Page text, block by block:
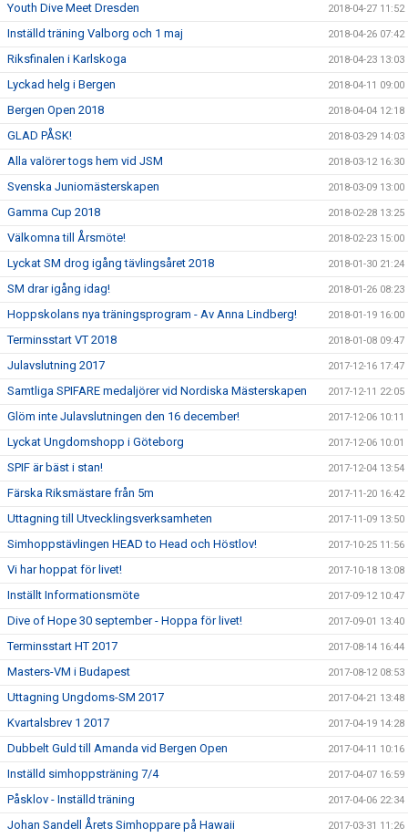
Youth Dive Meet Dresden 2018-04-27 11:52
Inställd träning Valborg och 1 maj 2018-04-26 07:42
Riksfinalen i Karlskoga 2018-04-23 13:03
Lyckad helg i Bergen 2018-04-11 09:00
Bergen Open 2018 2018-04-04 12:18
GLAD PÅSK! 2018-03-29 14:03
Alla valörer togs hem vid JSM 2018-03-12 16:30
Svenska Juniomästerskapen 2018-03-09 13:00
Gamma Cup 2018 2018-02-28 13:25
Välkomna till Årsmöte! 2018-02-23 15:00
Lyckat SM drog igång tävlingsåret 2018 2018-01-30 21:24
SM drar igång idag! 2018-01-26 08:23
Hoppskolans nya träningsprogram - Av Anna Lindberg! 2018-01-19 16:00
Terminsstart VT 2018 2018-01-08 09:47
Julavslutning 2017 2017-12-16 17:47
Samtliga SPIFARE medaljörer vid Nordiska Mästerskapen 2017-12-11 22:05
Glöm inte Julavslutningen den 16 december! 2017-12-06 10:11
Lyckat Ungdomshopp i Göteborg 2017-12-06 10:01
SPIF är bäst i stan! 2017-12-04 13:54
Färska Riksmästare från 5m 2017-11-20 16:42
Uttagning till Utvecklingsverksamheten 2017-11-09 13:50
Simhoppstävlingen HEAD to Head och Höstlov! 2017-10-25 11:56
Vi har hoppat för livet! 2017-10-18 13:08
Inställt Informationsmöte 2017-09-12 10:47
Dive of Hope 30 september - Hoppa för livet! 2017-09-01 13:40
Terminsstart HT 2017 2017-08-14 16:44
Masters-VM i Budapest 2017-08-12 08:53
Uttagning Ungdoms-SM 2017 2017-04-21 13:48
Kvartalsbrev 1 2017 2017-04-19 14:28
Dubbelt Guld till Amanda vid Bergen Open 2017-04-11 10:16
Inställd simhoppsträning 7/4 2017-04-07 16:59
Påsklov - Inställd träning 2017-04-06 22:34
Johan Sandell Årets Simhoppare på Hawaii 2017-03-31 11:26